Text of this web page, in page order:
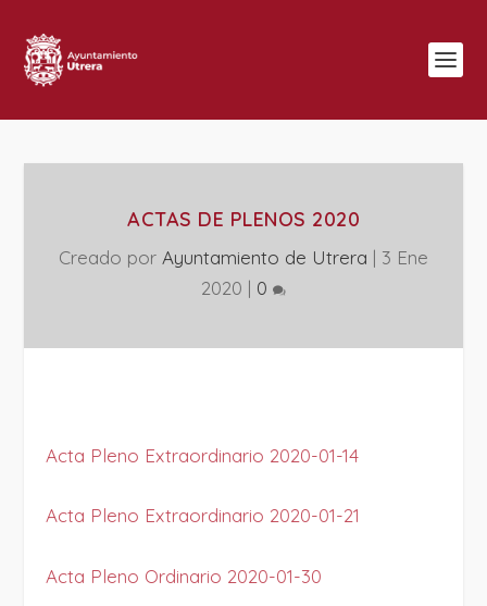
ACTAS DE PLENOS 2020
Creado por Ayuntamiento de Utrera | 3 Ene
2020 | 0
Acta Pleno Extraordinario 2020-01-14
Acta Pleno Extraordinario 2020-01-21
Acta Pleno Ordinario 2020-01-30